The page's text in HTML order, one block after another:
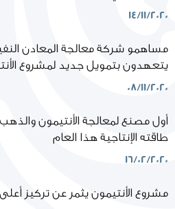
14/11/2020
مساهمو شركة معالجة المعادن
يتعهدون بتمويل جديد لمشروع
08/11/2020
أول مصنع لمعالجة الأنتيمون
طاقته الإنتاجية هذا العام
16/02/2020
مشروع الأنتيمون يثمر عن تركيز